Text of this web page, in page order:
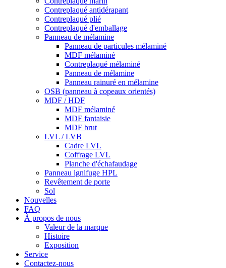
Contreplaqué antidérapant
Contreplaqué plié
Contreplaqué d'emballage
Panneau de mélamine
Panneau de particules mélaminé
MDF mélaminé
Contreplaqué mélaminé
Panneau de mélamine
Panneau rainuré en mélamine
OSB (panneau à copeaux orientés)
MDF / HDF
MDF mélaminé
MDF fantaisie
MDF brut
LVL / LVB
Cadre LVL
Coffrage LVL
Planche d'échafaudage
Panneau ignifuge HPL
Revêtement de porte
Sol
Nouvelles
FAQ
À propos de nous
Valeur de la marque
Histoire
Exposition
Service
Contactez-nous